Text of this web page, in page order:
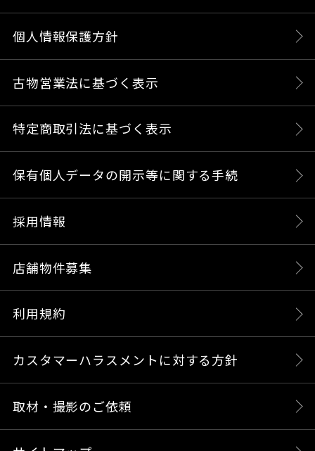
個人情報保護方針
古物営業法に基づく表示
特定商取引法に基づく表示
保有個人データの開示等に関する手続
採用情報
店舗物件募集
利用規約
カスタマーハラスメントに対する方針
取材・撮影のご依頼